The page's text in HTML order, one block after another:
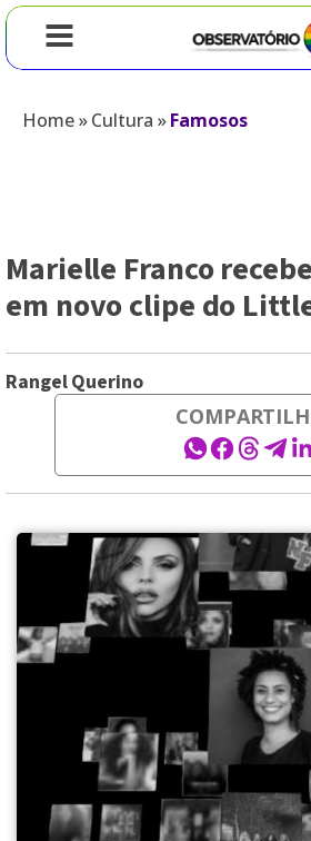
Home»Cultura »Famosos
Marielle Franco
em novo clipe do
Rangel Querino